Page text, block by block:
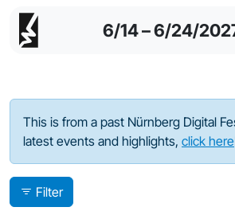
6/14 – 6/24/
Program - 2024
This is from a past Nürnberg Digital
latest events and highlights, click here
Filter